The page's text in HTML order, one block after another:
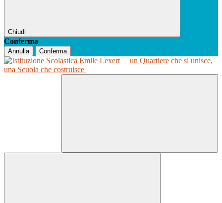
Chiudi
Conferma
Annulla Conferma
un Quartiere che si unisce,
una Scuola che costruisce